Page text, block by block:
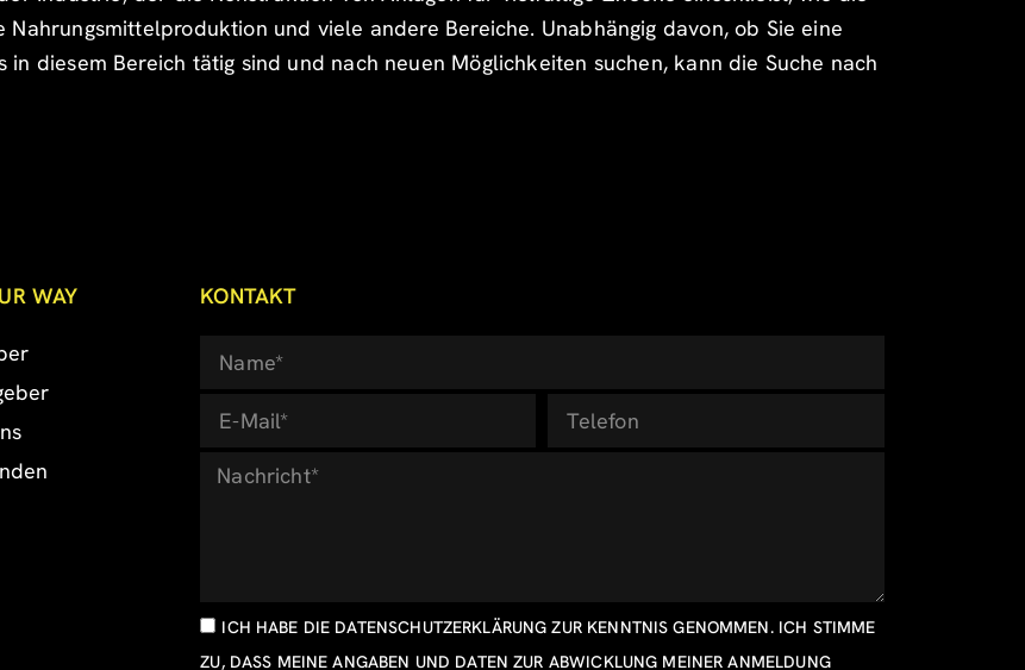
und viele andere Bereiche. Unabhängig davon, ob Sie eine
diesem Bereich tätig sind und nach neuen Möglichkeiten suchen, kann die Suche nach
WAY KONTAKT
ICH HABE DIE DATENSCHUTZERKLÄRUNG ZUR KENNTNIS GENOMMEN. ICH STIMME
ZU, DASS MEINE ANGABEN UND DATEN ZUR ABWICKLUNG MEINER ANMELDUNG